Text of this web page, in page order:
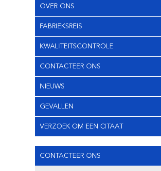
OVER ONS
FABRIEKSREIS
KWALITEITSCONTROLE
CONTACTEER ONS
NIEUWS
GEVALLEN
VERZOEK OM EEN CITAAT
CONTACTEER ONS